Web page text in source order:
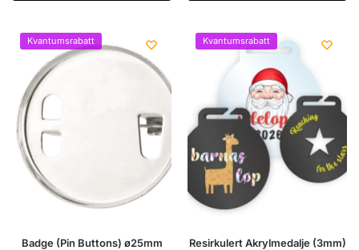
Kvantumsrabatt
Badge (Pin Buttons) ø25mm
Kvantumsrabatt
Resirkulert Akrylmedalje (3mm)